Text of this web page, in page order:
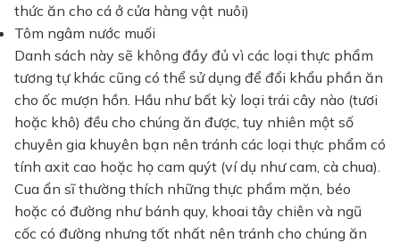
thức ăn cho cá ở cửa hàng vật nuôi)
Tôm ngâm nước muối
Danh sách này sẽ không đầy đủ vì các loại thực phẩm
tương tự khác cũng có thể sử dụng để đổi khẩu phần ăn
cho ốc mượn hồn. Hầu như bất kỳ loại trái cây nào (tươi
hoặc khô) đều cho chúng ăn được, tuy nhiên một số
chuyên gia khuyên bạn nên tránh các loại thực phẩm có
tính axit cao hoặc họ cam quýt (ví dụ như cam, cà chua).
Cua ẩn sĩ thường thích những thực phẩm mặn, béo
hoặc có đường như bánh quy, khoai tây chiên và ngũ
cốc có đường nhưng tốt nhất nên tránh cho chúng ăn